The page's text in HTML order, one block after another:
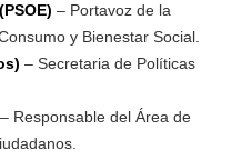
PSOE) – Portavoz de la
y Bienestar Social.
– Secretaria de Políticas
– Responsable del Área de